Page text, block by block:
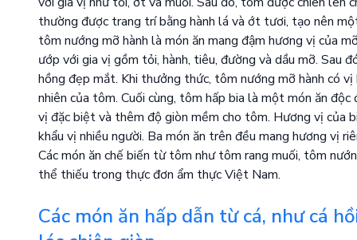
thường được trang trí bằng hành lá và ớt tươi, tạo nên
tôm nướng mỡ hành là món ăn mang đậm hương vị của
ướp với gia vị gồm tỏi, hành, tiêu, đường và dầu mỡ. Sau
hồng đẹp mắt. Khi thưởng thức, tôm nướng mỡ hành có
nhiên của tôm. Cuối cùng, tôm hấp bia là một món ăn
vị đặc biệt và thêm độ giòn mềm cho tôm. Hương vị của
khẩu vị nhiều người. Ba món ăn trên đều mang hương vị
Các món ăn chế biến từ tôm như tôm rang muối, tôm
thể thiếu trong thực đơn ẩm thực Việt Nam.
Các món ăn hấp dẫn từ cá, như cá